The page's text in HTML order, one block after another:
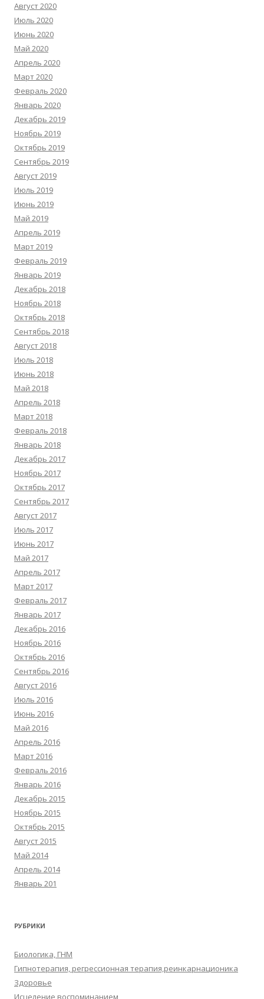
Август 2020
Июль 2020
Июнь 2020
Май 2020
Апрель 2020
Март 2020
Февраль 2020
Январь 2020
Декабрь 2019
Ноябрь 2019
Октябрь 2019
Сентябрь 2019
Август 2019
Июль 2019
Июнь 2019
Май 2019
Апрель 2019
Март 2019
Февраль 2019
Январь 2019
Декабрь 2018
Ноябрь 2018
Октябрь 2018
Сентябрь 2018
Август 2018
Июль 2018
Июнь 2018
Май 2018
Апрель 2018
Март 2018
Февраль 2018
Январь 2018
Декабрь 2017
Ноябрь 2017
Октябрь 2017
Сентябрь 2017
Август 2017
Июль 2017
Июнь 2017
Май 2017
Апрель 2017
Март 2017
Февраль 2017
Январь 2017
Декабрь 2016
Ноябрь 2016
Октябрь 2016
Сентябрь 2016
Август 2016
Июль 2016
Июнь 2016
Май 2016
Апрель 2016
Март 2016
Февраль 2016
Январь 2016
Декабрь 2015
Ноябрь 2015
Октябрь 2015
Август 2015
Май 2014
Апрель 2014
Январь 201
РУБРИКИ
Биологика, ГНМ
Гипнотерапия, регрессионная терапия,реинкарнационика
Здоровье
Исцеление воспоминанием